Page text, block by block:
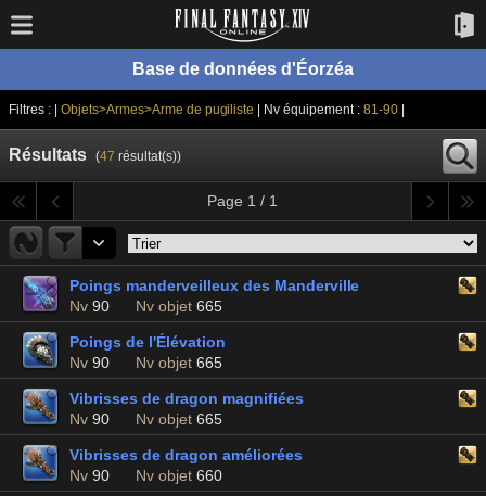
Base de données d'Éorzéa
Filtres : | Objets>Armes>Arme de pugiliste | Nv équipement :81-90
Résultats (47 résultat(s))
Page 1 / 1
Poings manderveilleux des Manderville
Nv 90 Nv objet 665
Poings de l'Élévation
Nv 90 Nv objet 665
Vibrisses de dragon magnifiées
Nv 90 Nv objet 665
Vibrisses de dragon améliorées
Nv 90 Nv objet 660